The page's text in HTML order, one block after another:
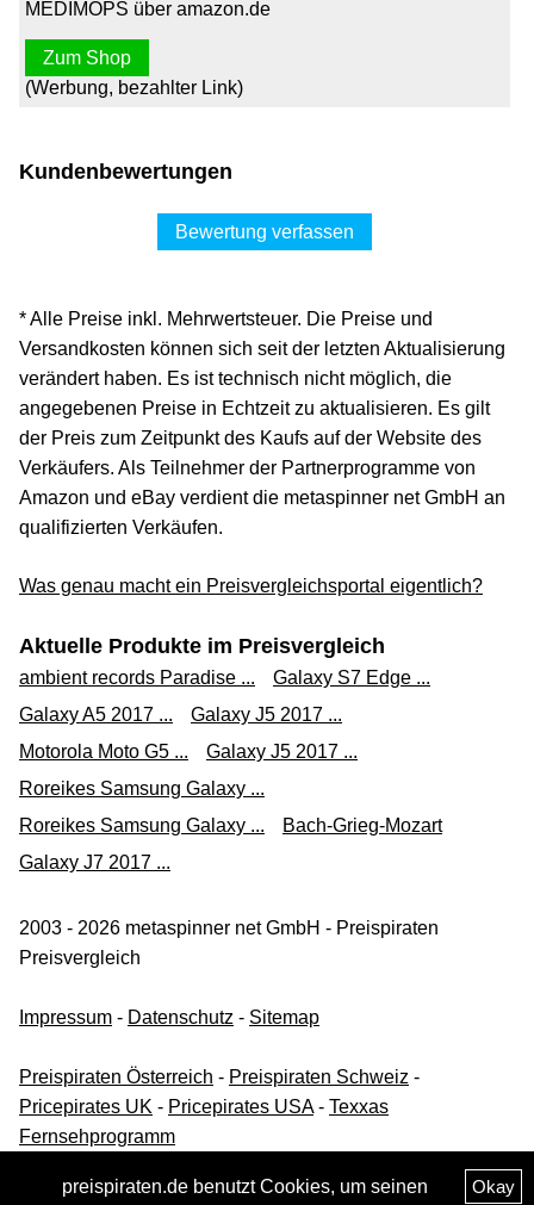
MEDIMOPS über amazon.de
Zum Shop
(Werbung, bezahlter Link)
Kundenbewertungen
Bewertung verfassen
* Alle Preise inkl. Mehrwertsteuer. Die Preise und
Versandkosten können sich seit der letzten Aktualisierung
verändert haben. Es ist technisch nicht möglich, die
angegebenen Preise in Echtzeit zu aktualisieren. Es gilt
der Preis zum Zeitpunkt des Kaufs auf der Website des
Verkäufers. Als Teilnehmer der Partnerprogramme von
Amazon und eBay verdient die metaspinner net GmbH an
qualifizierten Verkäufen.
Was genau macht ein Preisvergleichsportal eigentlich?
Aktuelle Produkte im Preisvergleich
ambient records Paradise ...
Galaxy S7 Edge ...
Galaxy A5 2017 ...
Galaxy J5 2017 ...
Motorola Moto G5 ...
Galaxy J5 2017 ...
Roreikes Samsung Galaxy ...
Roreikes Samsung Galaxy ...
Bach-Grieg-Mozart
Galaxy J7 2017 ...
2003 - 2026 metaspinner net GmbH - Preispiraten
Preisvergleich
Impressum - Datenschutz - Sitemap
Preispiraten Österreich - Preispiraten Schweiz -
Pricepirates UK - Pricepirates USA- Texxas
Fernsehprogramm
Okay
preispiraten.de benutzt Cookies, um seinen